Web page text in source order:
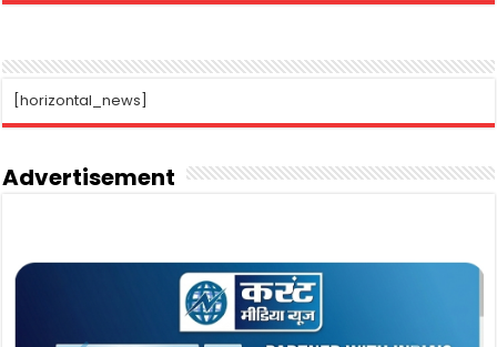
[horizontal_news]
Advertisement